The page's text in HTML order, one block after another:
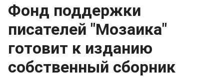
Фонд поддержки
писателей "Мозаика"
готовит к изданию
собственный сборник